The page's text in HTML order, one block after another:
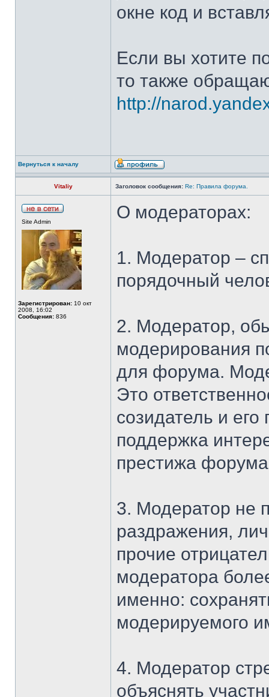
окне код и
Если вы хотите
то также
http://
Вернуться к началу
Vitaliy Заголовок сообщения: Re: Правила форума.
Site Admin
Зарегистрирован: 10 окт
2008, 16:02
Сообщения: 836
О модераторах:
1. Модератор –
порядочный
2. Модератор,
модерирования
для форума.
Это
созидатель и его
поддержка
престижа
3. Модератор не
раздражения,
прочие
модератора
именно:
модерируемого
4. Модератор
объяснять